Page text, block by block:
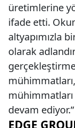
üretimlerine
ifade etti.
altyapımızla
olarak
mühimmatları
devam
EDGE